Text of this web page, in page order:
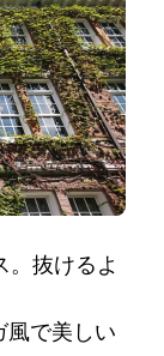
。抜けるよ